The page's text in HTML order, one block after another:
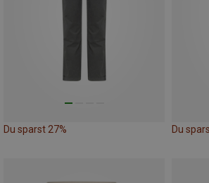
Du sparst 27% Du